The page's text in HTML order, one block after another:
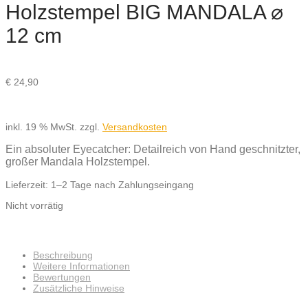
Holzstempel BIG MANDALA ⌀
12 cm
€ 24,90
inkl. 19 % MwSt. zzgl. Versandkosten
Ein absoluter Eyecatcher: Detailreich von Hand geschnitzter,
großer Mandala Holzstempel.
Lieferzeit: 1–2 Tage nach Zahlungseingang
Nicht vorrätig
Beschreibung
Weitere Informationen
Bewertungen
Zusätzliche Hinweise